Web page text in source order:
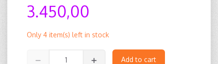
3.450,00
Only 4 item(s) left in stock
Add to cart